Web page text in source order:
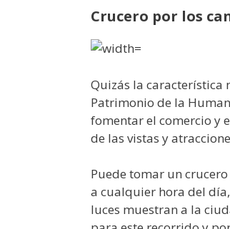
Crucero por los
Quizás la característica
Patrimonio de la
fomentar el comercio y
de las vistas y
Puede tomar un
a cualquier hora del
luces muestran a la